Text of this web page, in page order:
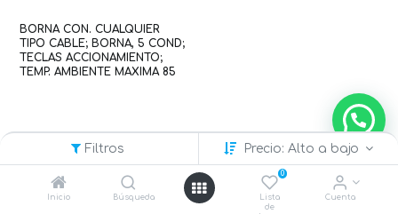
Filtros Precio: Alto a bajo
Inicio Búsqueda
0
Lista
de
Cuenta
BORNA CON. CUALQUIER
TIPO CABLE; BORNA, 5 COND;
TECLAS ACCIONAMIENTO;
TEMP. AMBIENTE MAXIMA 85